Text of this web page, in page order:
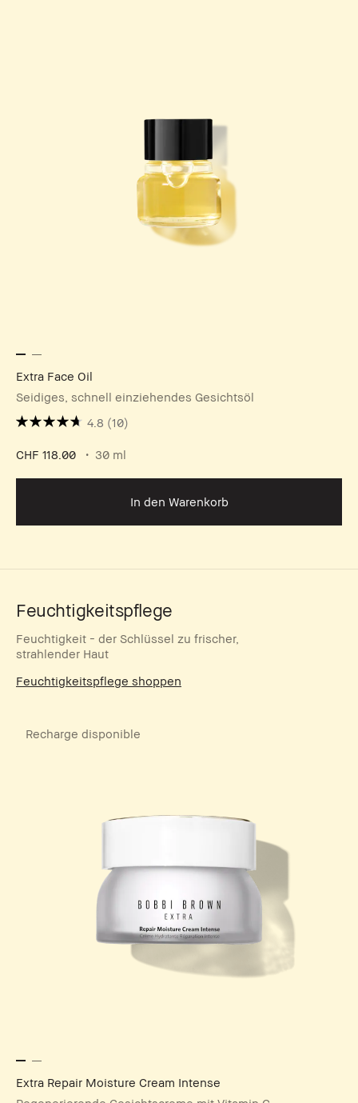
Extra Face Oil
Seidiges, schnell einziehendes Gesichtsöl
4.8 (10)
CHF 118.00 30 ml
In den Warenkorb
Feuchtigkeitspflege
Feuchtigkeit - der Schlüssel zu frischer,
strahlender Haut
Feuchtigkeitspflege shoppen
Recharge disponible
Extra Repair Moisture Cream Intense